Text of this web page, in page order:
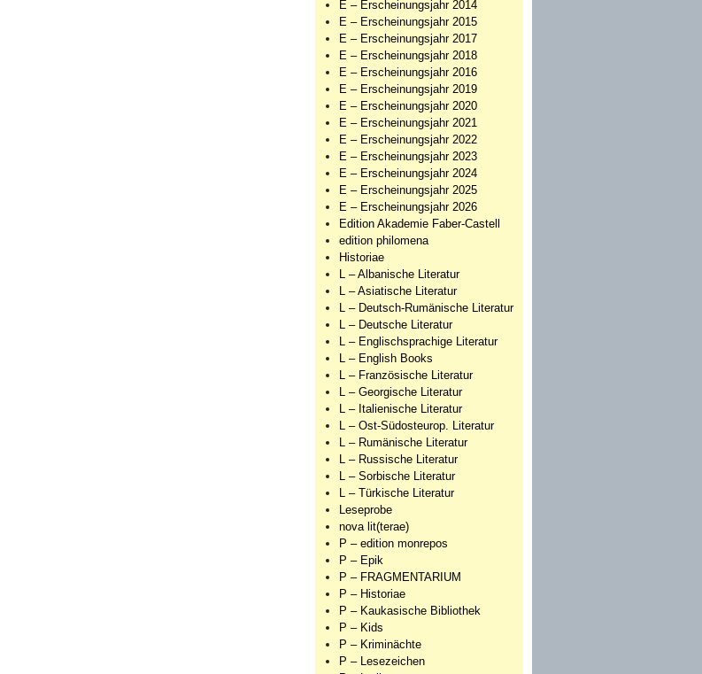
E – Erscheinungsjahr 2014
E – Erscheinungsjahr 2015
E – Erscheinungsjahr 2017
E – Erscheinungsjahr 2018
E – Erscheinungsjahr 2016
E – Erscheinungsjahr 2019
E – Erscheinungsjahr 2020
E – Erscheinungsjahr 2021
E – Erscheinungsjahr 2022
E – Erscheinungsjahr 2023
E – Erscheinungsjahr 2024
E – Erscheinungsjahr 2025
E – Erscheinungsjahr 2026
Edition Akademie Faber-Castell
edition philomena
Historiae
L – Albanische Literatur
L – Asiatische Literatur
L – Deutsch-Rumänische Literatur
L – Deutsche Literatur
L – Englischsprachige Literatur
L – English Books
L – Französische Literatur
L – Georgische Literatur
L – Italienische Literatur
L – Ost-Südosteurop. Literatur
L – Rumänische Literatur
L – Russische Literatur
L – Sorbische Literatur
L – Türkische Literatur
Leseprobe
nova lit(terae)
P – edition monrepos
P – Epik
P – FRAGMENTARIUM
P – Historiae
P – Kaukasische Bibliothek
P – Kids
P – Kriminächte
P – Lesezeichen